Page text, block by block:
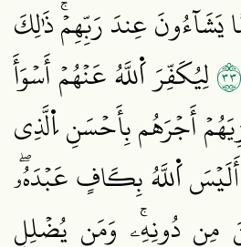
يَشَآءُونَ عِندَ رَبِّهِمۡۚ ذَٰلِكَ
٣٣لِيُكَفِّرَ اَ۬للَّهُ عَنۡهُمۡ أَسۡوَأَ
أَجۡرَهُم بِأَحۡسَنِ اِ۬لَّذِي
أَلَيۡسَ اَ۬للَّهُ بِكَافٍ عَبۡدَهُۥۖ
مِن دُونِهِۦۚ وَمَن يُضۡلِلِ